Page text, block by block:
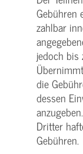
Gebühren
zahlbar
jedoch bis
die
dessen
Dritter
Gebühren.